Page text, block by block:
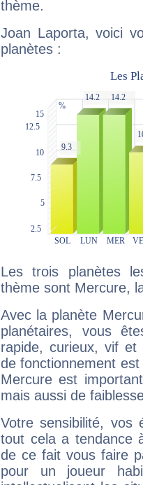
thème.
Joan Laporta, voici
planètes :
Les trois planètes
thème sont Mercure,
Avec la planète
planétaires, vous
rapide, curieux, vif et
de fonctionnement
Mercure est
mais aussi de
Votre sensibilité,
tout cela a tendance
de ce fait vous faire
pour un joueur